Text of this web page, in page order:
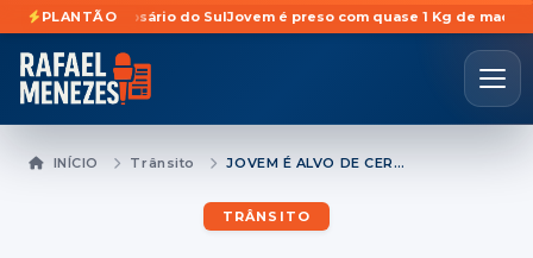
PLANTÃO
em Rosário do SulJovem é preso com quase 1 Kg de maconha
INÍCIO Trânsito JOVEM É ALVO DE CERCA DE SEIS TIROS EM TENTATIVA DE HOMICÍDIO NO BAIRRO NOAL EM SANTA MARIA
TRÂNSITO